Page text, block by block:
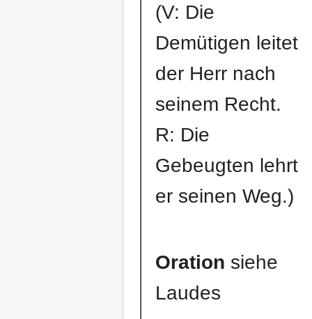
(V: Die
Demütigen leitet
der Herr nach
seinem Recht.
R: Die
Gebeugten lehrt
er seinen Weg.)
Oration siehe
Laudes